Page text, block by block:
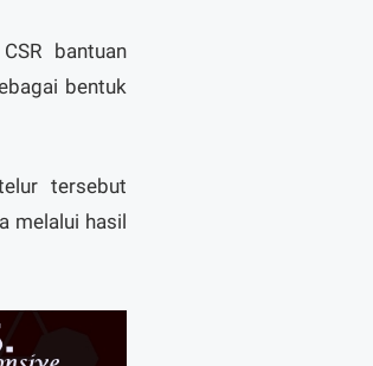
bantuan
bentuk
tersebut
melalui hasil